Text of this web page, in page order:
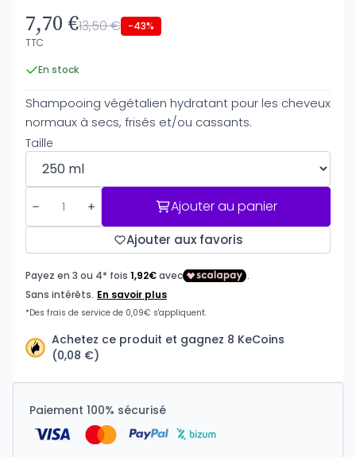
7,70 €13,50 € -43%
TTC
En stock
Shampooing végétalien hydratant pour les cheveux
normaux à secs, frisés et/ou cassants.
Taille
Ajouter au panier
Ajouter aux favoris
Achetez ce produit et gagnez 8 KeCoins
(0,08 €)
Paiement 100% sécurisé